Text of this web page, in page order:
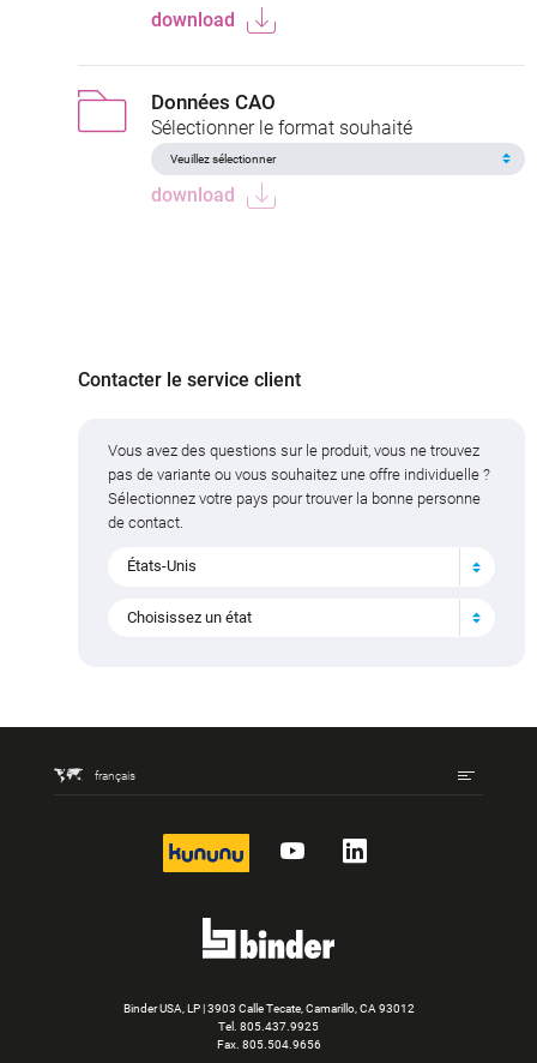
download
Données CAO
Sélectionner le format souhaité
download
Contacter le service client
Vous avez des questions sur le produit, vous ne trouvez
pas de variante ou vous souhaitez une offre individuelle ?
Sélectionnez votre pays pour trouver la bonne personne
de contact.
États-Unis
Choisissez un état
français
kununu YouTubeLinkedIn
Binder USA, LP | 3903 Calle Tecate, Camarillo, CA 93012
Tel. 805.437.9925
Fax. 805.504.9656